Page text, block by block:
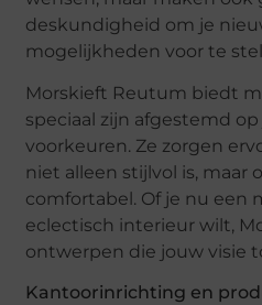
deskundigheid om je
mogelijkheden voor te
Morskieft Reutum biedt
speciaal zijn afgestemd
voorkeuren. Ze zorgen
niet alleen stijlvol is, maar
comfortabel. Of je nu een
eclectisch interieur wilt,
ontwerpen die jouw visie
Kantoorinrichting en